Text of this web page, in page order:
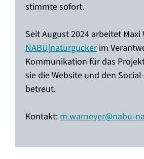
stimmte sofort.
Seit August 2024 arbeitet Maxi
NABU|naturguckerim
Kommunikation für das
sie die Website und den
betreut.
Kontakt:m.warneyer@nabu-